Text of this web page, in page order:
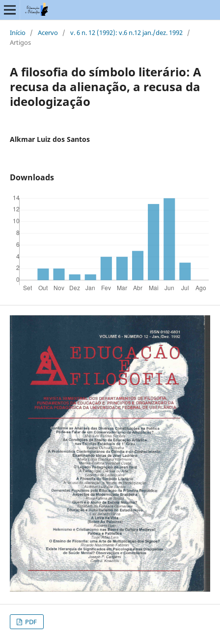
Início / Acervo / v. 6 n. 12 (1992): v.6 n.12 jan./dez. 1992 /
Artigos
A filosofia do símbolo literário: A
recusa da alienação, a recusa da
ideologização
Alkmar Luiz dos Santos
Downloads
PDF